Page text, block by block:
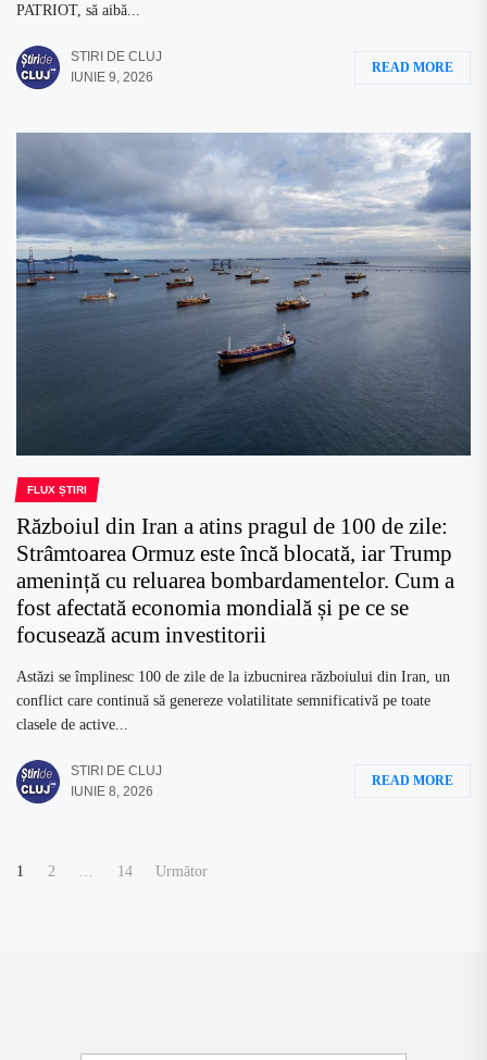
PATRIOT, să aibă...
STIRI DE CLUJ
IUNIE 9, 2026
READ MORE
FLUX ȘTIRI
Războiul din Iran a atins pragul de 100 de zile:
Strâmtoarea Ormuz este încă blocată, iar Trump
amenință cu reluarea bombardamentelor. Cum a
fost afectată economia mondială și pe ce se
focusează acum investitorii
Astăzi se împlinesc 100 de zile de la izbucnirea războiului din Iran, un
conflict care continuă să genereze volatilitate semnificativă pe toate
clasele de active...
STIRI DE CLUJ
IUNIE 8, 2026
READ MORE
Paginație
1 2 … 14 Următor